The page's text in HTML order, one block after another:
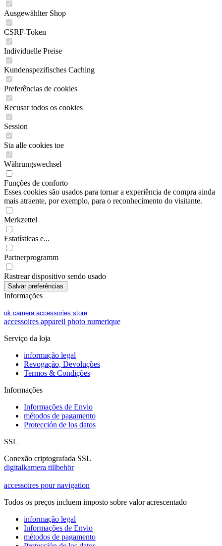
Ausgewählter Shop
CSRF-Token
Individuelle Preise
Kundenspezifisches Caching
Preferências de cookies
Recusar todos os cookies
Session
Sta alle cookies toe
Währungswechsel
Funções de conforto
Esses cookies são usados para tornar a experiência de compra ainda
mais atraente, por exemplo, para o reconhecimento do visitante.
Merkzettel
Estatísticas e...
Partnerprogramm
Rastrear dispositivo sendo usado
Informações
uk camera accessories store
accessoires appareil photo numerique
Serviço da loja
informação legal
Revogação, Devoluções
Termos & Condições
Informações
Informações de Envio
métodos de pagamento
Protección de los datos
SSL
Conexão criptografada SSL
digitalkamera tillbehör
accessoires pour navigation
Todos os preços incluem imposto sobre valor acrescentado
informação legal
Informações de Envio
métodos de pagamento